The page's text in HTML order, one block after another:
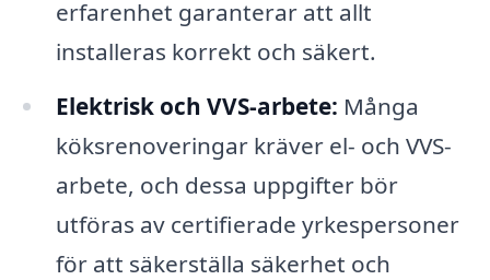
erfarenhet garanterar att allt
installeras korrekt och säkert.
Elektrisk och VVS-arbete: Många
köksrenoveringar kräver el- och VVS-
arbete, och dessa uppgifter bör
utföras av certifierade yrkespersoner
för att säkerställa säkerhet och